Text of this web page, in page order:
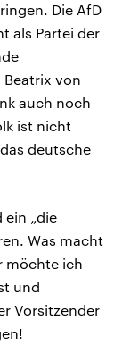
Die AfD
als Partei der
Beatrix von
auch noch
ist nicht
deutsche
ein „die
Was macht
möchte ich
und
Vorsitzender